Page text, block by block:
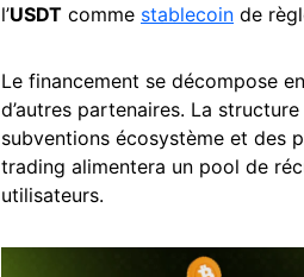
l’USDT comme stablecoin de
Le financement se décompose en
d’autres partenaires. La
subventions écosystème et des
trading alimentera un pool de
utilisateurs.